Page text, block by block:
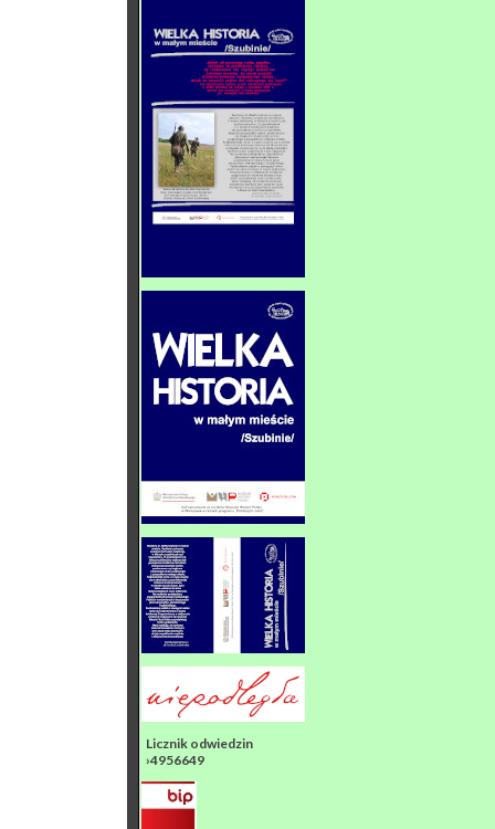
Licznik odwiedzin
›4956649